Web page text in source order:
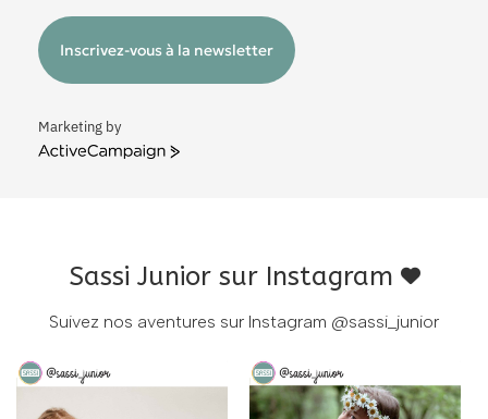
Inscrivez-vous à la newsletter
Marketing by
ActiveCampaign
Sassi Junior sur Instagram
Suivez nos aventures sur Instagram @sassi_junior